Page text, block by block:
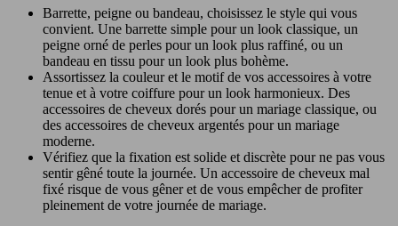
Barrette, peigne ou bandeau, choisissez le style qui vous
convient. Une barrette simple pour un look classique, un
peigne orné de perles pour un look plus raffiné, ou un
bandeau en tissu pour un look plus bohème.
Assortissez la couleur et le motif de vos accessoires à votre
tenue et à votre coiffure pour un look harmonieux. Des
accessoires de cheveux dorés pour un mariage classique, ou
des accessoires de cheveux argentés pour un mariage
moderne.
Vérifiez que la fixation est solide et discrète pour ne pas vous
sentir gêné toute la journée. Un accessoire de cheveux mal
fixé risque de vous gêner et de vous empêcher de profiter
pleinement de votre journée de mariage.